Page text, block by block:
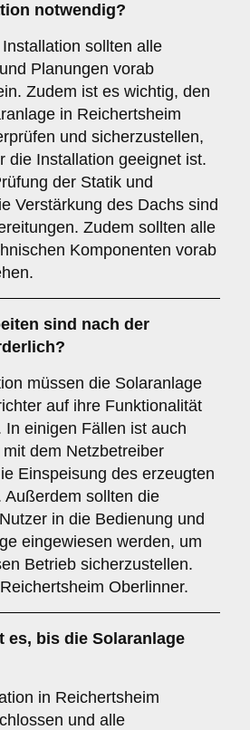
notwendig?
sollten alle
Planungen vorab
Zudem ist es wichtig, den
in Reichertsheim
und sicherzustellen,
die Installation geeignet ist.
der Statik und
Verstärkung des Dachs sind
Zudem sollten alle
Komponenten vorab
sind nach der
müssen die Solaranlage
auf ihre Funktionalität
In einigen Fällen ist auch
dem Netzbetreiber
Einspeisung des erzeugten
Außerdem sollten die
in die Bedienung und
eingewiesen werden, um
Betrieb sicherzustellen.
Oberlinner.
es, bis die Solaranlage
in Reichertsheim
und alle